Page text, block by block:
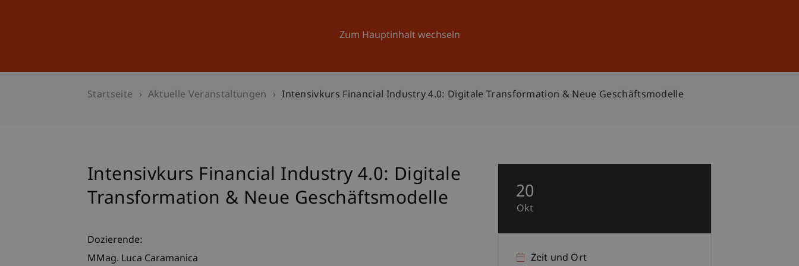
Zum Hauptinhalt wechseln
Universität Aktuelles
Startseite Aktuelle Veranstaltungen Intensivkurs Financial Industry 4.0: Digitale Transformation & Neue Geschäftsmodelle
Intensivkurs Financial Industry 4.0: Digitale
Transformation & Neue Geschäftsmodelle
Dozierende:
MMag. Luca Caramanica
20
Okt
Zeit und Ort